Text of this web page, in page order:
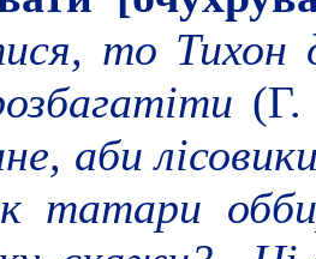
то Тихон
(Г.
аби
татари